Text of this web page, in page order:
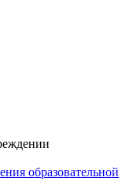
образовательной